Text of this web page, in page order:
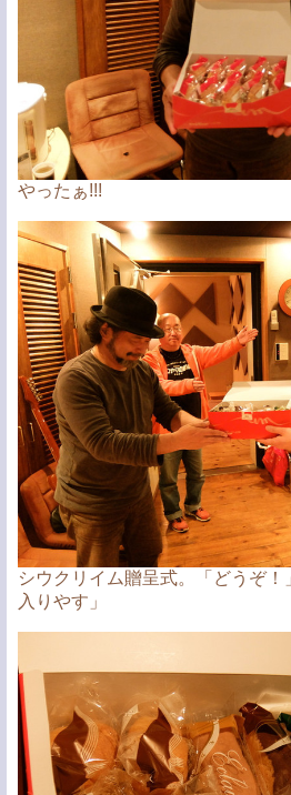
やったぁ!!!
シウクリイム贈呈式。「どうぞ
入りやす」